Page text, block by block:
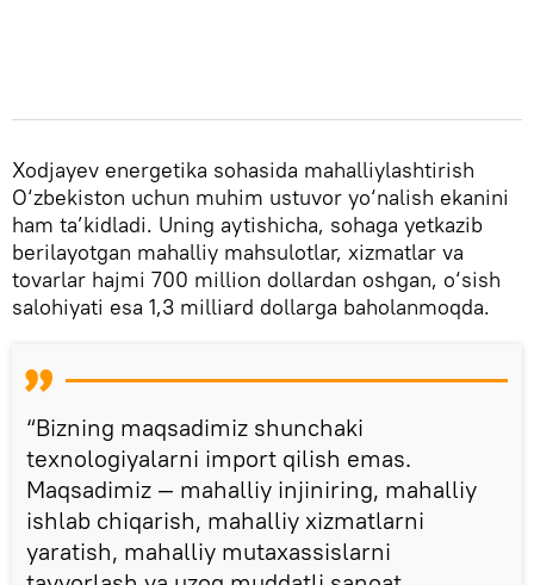
Xodjayev energetika sohasida mahalliylashtirish
O‘zbekiston uchun muhim ustuvor yo‘nalish ekanini
ham ta’kidladi. Uning aytishicha, sohaga yetkazib
berilayotgan mahalliy mahsulotlar, xizmatlar va
tovarlar hajmi 700 million dollardan oshgan, o‘sish
salohiyati esa 1,3 milliard dollarga baholanmoqda.
“Bizning maqsadimiz shunchaki
texnologiyalarni import qilish emas.
Maqsadimiz — mahalliy injiniring, mahalliy
ishlab chiqarish, mahalliy xizmatlarni
yaratish, mahalliy mutaxassislarni